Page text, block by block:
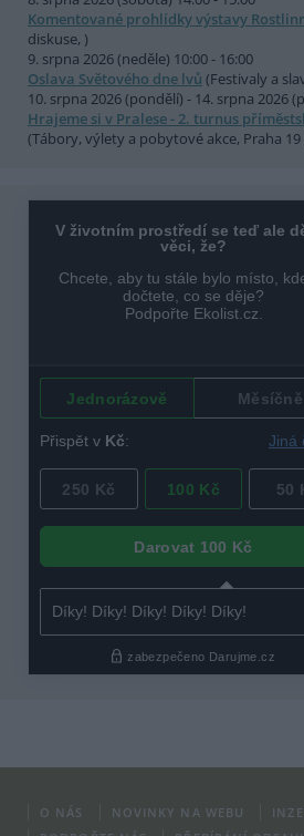
Komentované prohlídky výstavy
diskuse, )
9. srpna 2026 (neděle) 10:00 - 16:00
Oslava Světového dne lvů (Festivaly a
10. srpna 2026 (pondělí) - 14. srpna 2026
Hrajeme si v Pralese - 2. turnus
(Tábory, výlety a pobytové akce, Praha 19
O NÁS NOVINKY NA WEBU